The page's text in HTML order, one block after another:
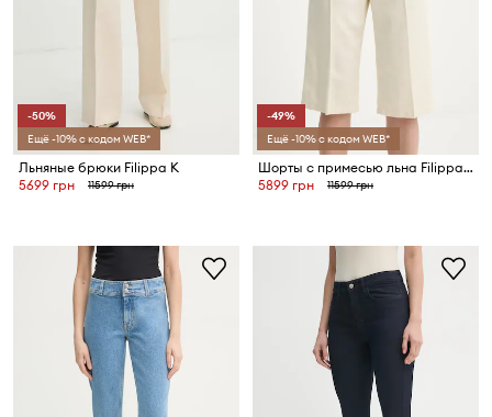
-50%
Ещё -10% с кодом WEB*
Льняные брюки Filippa K
5699 грн
11599 грн
-49%
Ещё -10% с кодом WEB*
Шорты с примесью льна Filippa K
5899 грн
11599 грн